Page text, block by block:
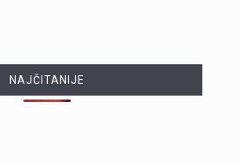
NAJČITANIJE